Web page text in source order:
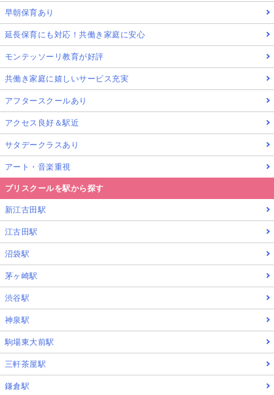
早朝保育あり
延長保育にも対応！共働き家庭に安心
モンテッソーリ教育が好評
共働き家庭に嬉しいサービス充実
アフタースクールあり
アクセス良好＆駅近
サタデークラスあり
アート・音楽重視
プリスクールを駅から探す
新江古田駅
江古田駅
沼袋駅
茅ヶ崎駅
渋谷駅
神泉駅
駒場東大前駅
三軒茶屋駅
鎌倉駅